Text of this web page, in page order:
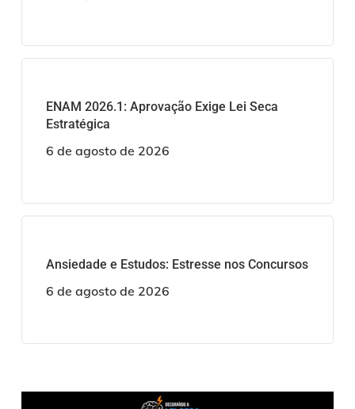
ENAM 2026.1: Aprovação Exige Lei Seca
Estratégica
6 de agosto de 2026
Ansiedade e Estudos: Estresse nos Concursos
6 de agosto de 2026